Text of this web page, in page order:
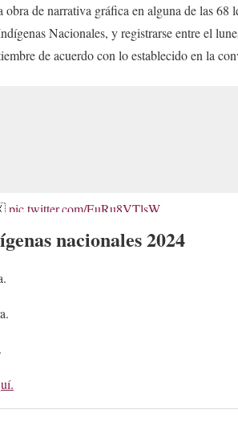
de narrativa gráfica en alguna de las 68
Nacionales, y registrarse entre el
de acuerdo con lo establecido en la
pic.twitter.com/EuRu8VTlsW
nacionales 2024